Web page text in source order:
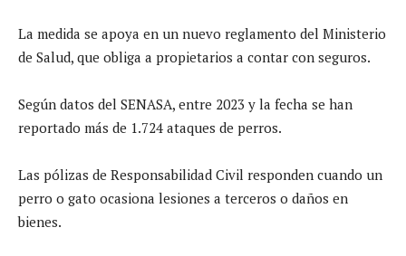
La medida se apoya en un nuevo reglamento del Ministerio
de Salud, que obliga a propietarios a contar con seguros.
Según datos del SENASA, entre 2023 y la fecha se han
reportado más de 1.724 ataques de perros.
Las pólizas de Responsabilidad Civil responden cuando un
perro o gato ocasiona lesiones a terceros o daños en
bienes.